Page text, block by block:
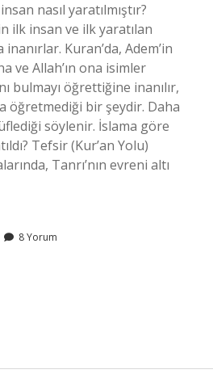
nasıl yaratılmıştır?
ilk insan ve ilk yaratılan
Kuran’da, Adem’in
ve Allah’ın ona isimler
bulmayı öğrettiğine inanılır,
öğretmediği bir şeydir. Daha
söylenir. İslama göre
Tefsir (Kur’an Yolu)
Tanrı’nın evreni altı
8 Yorum